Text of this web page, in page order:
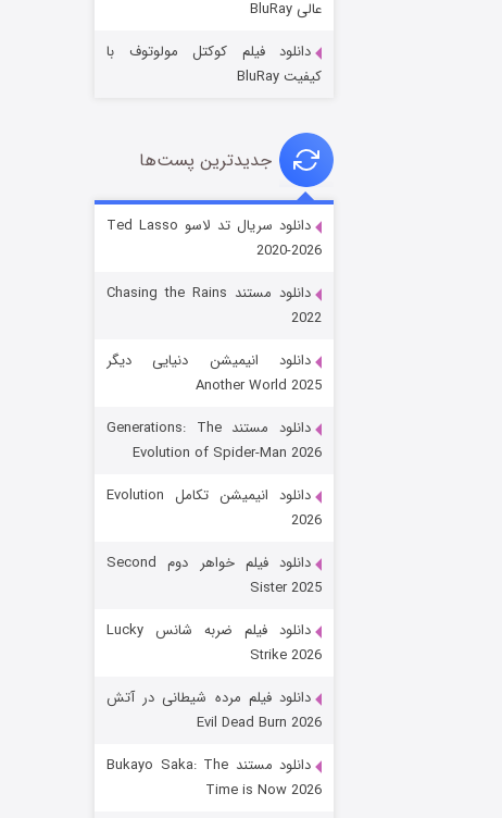
قسمت
رویایی برای تو
قسمت
عالی BluRay
دانلود فیلم کوکتل مولوتوف با
کیفیت BluRay
جدیدترین پست‌ها
دانلود سریال تد لاسو Ted Lasso
2020-2026
دانلود مستند Chasing the Rains
2022
دانلود انیمیشن دنیایی دیگر
Another World 2025
دانلود مستند Generations: The
Evolution of Spider-Man 2026
دانلود انیمیشن تکامل Evolution
2026
دانلود فیلم خواهر دوم Second
Sister 2025
دانلود فیلم ضربه شانس Lucky
Strike 2026
دانلود فیلم مرده شیطانی در آتش
Evil Dead Burn 2026
دانلود مستند Bukayo Saka: The
Time is Now 2026